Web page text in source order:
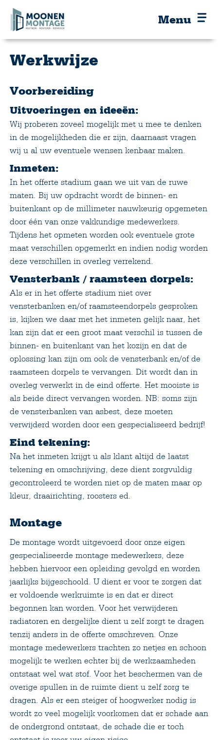
Menu
Werkwijze
Voorbereiding
Uitvoeringen en ideeën:
Wij proberen zoveel mogelijk met u mee te denken
in de mogelijkheden die er zijn, daarnaast vragen
wij u al uw eventuele wensen kenbaar maken.
Inmeten:
In het offerte stadium gaan we uit van de ruwe
maten. Bij uw opdracht wordt de binnen- en
buitenkant op de millimeter nauwkeurig opgemeten
door één van onze vakkundige medewerkers.
Tijdens het opmeten worden ook eventuele grote
maat verschillen opgemerkt en indien nodig worden
deze verschillen in overleg verrekend.
Vensterbank / raamsteen dorpels:
Als er in het offerte stadium niet over
vensterbanken en/of raamsteendorpels gesproken
is, kijken we daar met het inmeten gelijk naar, het
kan zijn dat er een groot maat verschil is tussen de
binnen- en buitenkant van het kozijn en dat de
oplossing kan zijn om ook de vensterbank en/of de
raamsteen dorpels te vervangen. Dit wordt dan in
overleg verwerkt in de eind offerte. Het mooiste is
als beide direct vervangen worden. NB: soms zijn
de vensterbanken van asbest, deze moeten
verwijderd worden door een gespecialiseerd bedrijf!
Eind tekening:
Na het inmeten krijgt u als klant altijd de laatst
tekening en omschrijving, deze dient zorgvuldig
gecontroleerd te worden niet op de maten maar op
kleur, draairichting, roosters ed.
Montage
De montage wordt uitgevoerd door onze eigen
gespecialiseerde montage medewerkers, deze
hebben hiervoor een opleiding gevolgd en worden
jaarlijks bijgeschoold. U dient er voor te zorgen dat
er voldoende werkruimte is en dat er direct
begonnen kan worden. Voor het verwijderen
radiatoren en dergelijke dient u zelf zorgt te dragen
tenzij anders in de offerte omschreven. Onze
montage medewerkers trachten zo netjes en schoon
mogelijk te werken echter bij de werkzaamheden
ontstaat wel wat stof. Voor het beschermen van de
overige spullen in de ruimte dient u zelf zorg te
dragen. Als er een steiger of hoogwerker nodig is
wordt zo veel mogelijk voorkomen dat er schade aan
de ondergrond ontstaat, de schade die er toch